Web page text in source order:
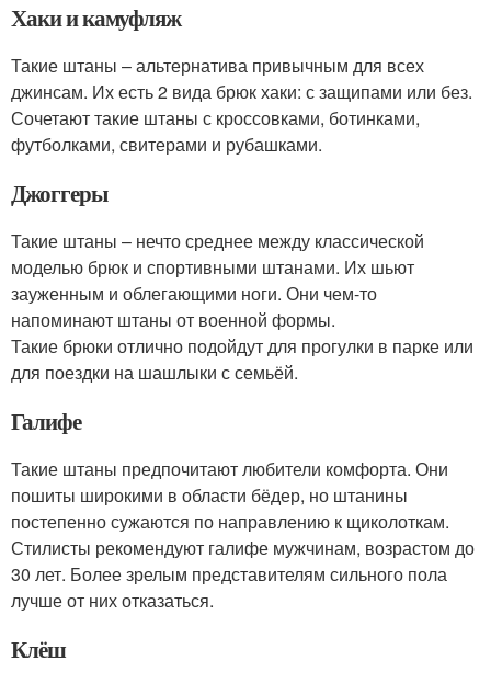
Хаки и камуфляж
Такие штаны – альтернатива привычным для всех
джинсам. Их есть 2 вида брюк хаки: с защипами или без.
Сочетают такие штаны с кроссовками, ботинками,
футболками, свитерами и рубашками.
Джоггеры
Такие штаны – нечто среднее между классической
моделью брюк и спортивными штанами. Их шьют
зауженным и облегающими ноги. Они чем-то
напоминают штаны от военной формы.
Такие брюки отлично подойдут для прогулки в парке или
для поездки на шашлыки с семьёй.
Галифе
Такие штаны предпочитают любители комфорта. Они
пошиты широкими в области бёдер, но штанины
постепенно сужаются по направлению к щиколоткам.
Стилисты рекомендуют галифе мужчинам, возрастом до
30 лет. Более зрелым представителям сильного пола
лучше от них отказаться.
Клёш